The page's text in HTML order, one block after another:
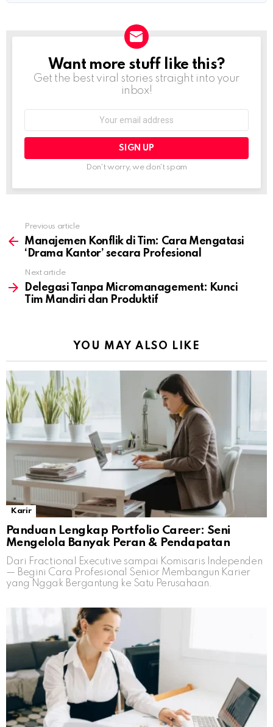
NEWSLETTER
Want more stuff like this?
Get the best viral stories straight into your
inbox!
Don't worry, we don't spam
more
Previous article
Manajemen Konflik di Tim: Cara Mengatasi
‘Drama Kantor’ secara Profesional
Next article
Delegasi Tanpa Micromanagement: Kunci
Tim Mandiri dan Produktif
YOU MAY ALSO LIKE
Karir
Panduan Lengkap Portfolio Career: Seni
Mengelola Banyak Peran & Pendapatan
Dari Fractional Executive sampai Komisaris Independen
— Begini Cara Profesional Senior Membangun Karier
yang Nggak Bergantung ke Satu Perusahaan.